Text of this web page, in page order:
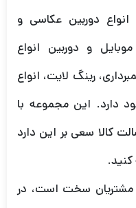
انواع دوربین عکاسی و
و دوربین انواع
رینگ لایت، انواع
دارد. این مجموعه با
کالا سعی بر این دارد
مشتریان سخت است، در